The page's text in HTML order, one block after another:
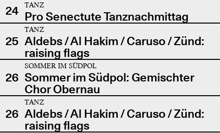
24
TANZ
Pro Senectute Tanznachmittag
25
TANZ
Aldebs / Al Hakim / Caruso / Zünd:
raising flags
26
SOMMER IM SÜDPOL
Sommer im Südpol: Gemischter
Chor Obernau
26
TANZ
Aldebs / Al Hakim / Caruso / Zünd:
raising flags